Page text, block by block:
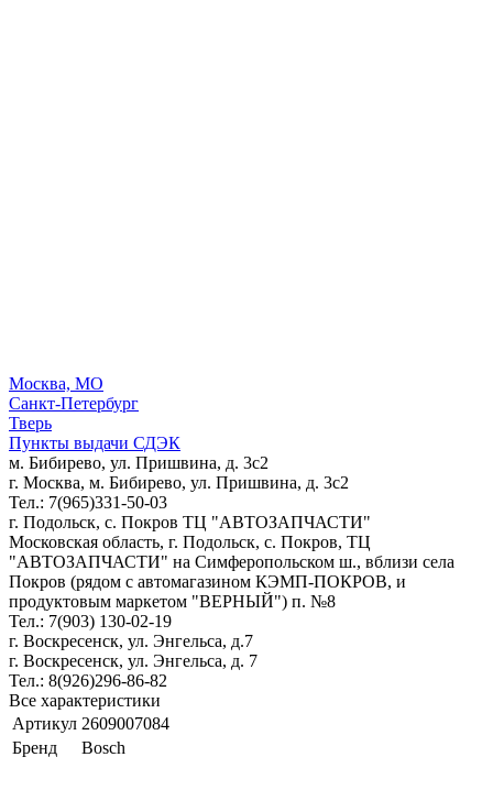
Москва, МО
Санкт-Петербург
Тверь
Пункты выдачи СДЭК
м. Бибирево, ул. Пришвина, д. 3с2
г. Москва, м. Бибирево, ул. Пришвина, д. 3с2
Тел.: 7(965)331-50-03
г. Подольск, c. Покров ТЦ "АВТОЗАПЧАСТИ"
Московская область, г. Подольск, c. Покров, ТЦ
"АВТОЗАПЧАСТИ" на Симферопольском ш., вблизи села
Покров (рядом с автомагазином КЭМП-ПОКРОВ, и
продуктовым маркетом "ВЕРНЫЙ") п. №8
Тел.: 7(903) 130-02-19
г. Воскресенск, ул. Энгельса, д.7
г. Воскресенск, ул. Энгельса, д. 7
Тел.: 8(926)296-86-82
Все характеристики
Артикул 2609007084
Бренд
Bosch